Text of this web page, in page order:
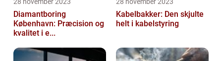
Diamantboring
København: Præcision og
kvalitet i e...
Kabelbakker: Den skjulte
helt i kabelstyring